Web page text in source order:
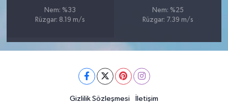
Nem: %33
Rüzgar: 8.19 m/s
Nem: %25
Rüzgar: 7.39 m/s
Gizlilik Sözleşmesi İletişim